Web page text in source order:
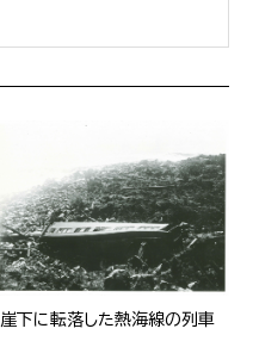
崖下に転落した熱海線の列車